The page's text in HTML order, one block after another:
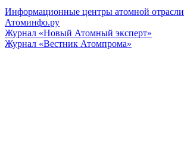
Информационные центры атомной отрасли
Атоминфо.ру
Журнал «Новый Атомный эксперт»
Журнал «Вестник Атомпрома»